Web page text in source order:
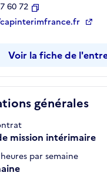
générales
mission intérimaire
par semaine
60 72
Copier
Voir la fiche de